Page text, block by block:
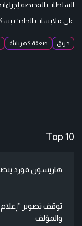
السلطات المختصة
على ملابسات الحادث
حريق صعقة كهربايئة
Top 10
هاريسون فورد
توقف تصوير
والمؤلف